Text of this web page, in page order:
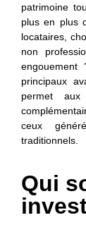
patrimoine
plus en plus
locataires,
non
engouement
principaux
permet
ceux
traditionnels.
Qui